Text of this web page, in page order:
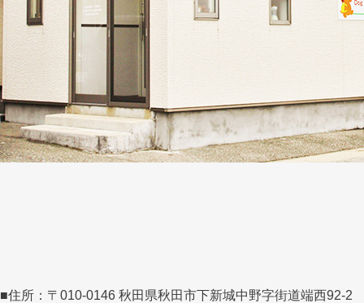
■住所：〒010-0146 秋田県秋田市下新城中野字街道端西92-2